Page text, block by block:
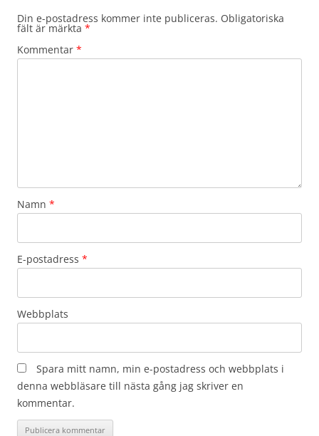
Din e-postadress kommer inte publiceras. Obligatoriska
fält är märkta *
Kommentar *
Namn *
E-postadress *
Webbplats
Spara mitt namn, min e-postadress och webbplats i
denna webbläsare till nästa gång jag skriver en
kommentar.